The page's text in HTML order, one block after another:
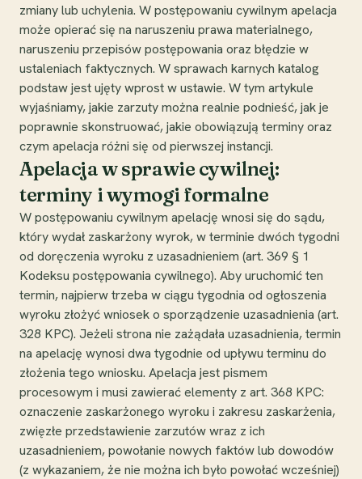
zmiany lub uchylenia. W postępowaniu cywilnym apelacja
może opierać się na naruszeniu prawa materialnego,
naruszeniu przepisów postępowania oraz błędzie w
ustaleniach faktycznych. W sprawach karnych katalog
podstaw jest ujęty wprost w ustawie. W tym artykule
wyjaśniamy, jakie zarzuty można realnie podnieść, jak je
poprawnie skonstruować, jakie obowiązują terminy oraz
czym apelacja różni się od pierwszej instancji.
Apelacja w sprawie cywilnej:
terminy i wymogi formalne
W postępowaniu cywilnym apelację wnosi się do sądu,
który wydał zaskarżony wyrok, w terminie dwóch tygodni
od doręczenia wyroku z uzasadnieniem (art. 369 § 1
Kodeksu postępowania cywilnego). Aby uruchomić ten
termin, najpierw trzeba w ciągu tygodnia od ogłoszenia
wyroku złożyć wniosek o sporządzenie uzasadnienia (art.
328 KPC). Jeżeli strona nie zażądała uzasadnienia, termin
na apelację wynosi dwa tygodnie od upływu terminu do
złożenia tego wniosku. Apelacja jest pismem
procesowym i musi zawierać elementy z art. 368 KPC:
oznaczenie zaskarżonego wyroku i zakresu zaskarżenia,
zwięzłe przedstawienie zarzutów wraz z ich
uzasadnieniem, powołanie nowych faktów lub dowodów
(z wykazaniem, że nie można ich było powołać wcześniej)